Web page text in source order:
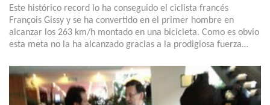
Este histórico record lo ha conseguido el ciclista francés
François Gissy y se ha convertido en el primer hombre en
alcanzar los 263 km/h montado en una bicicleta. Como es obvio
esta meta no la ha alcanzado gracias a la prodigiosa fuerza…